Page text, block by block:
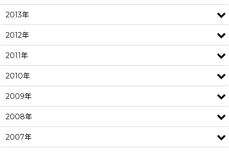
2013年
2012年
2011年
2010年
2009年
2008年
2007年